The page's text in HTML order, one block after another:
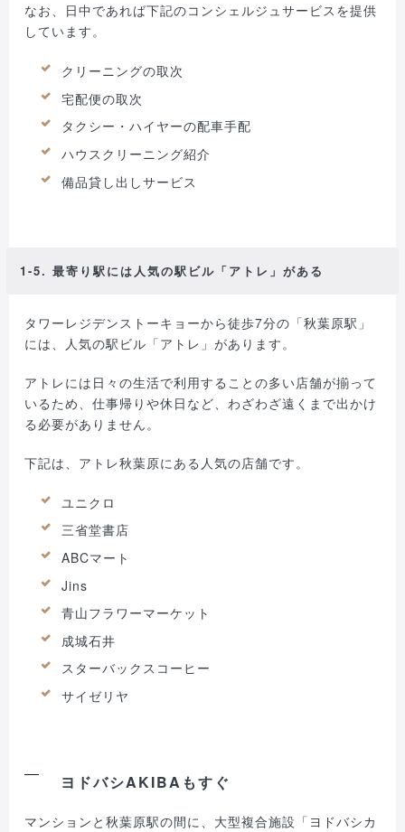
なお、日中であれば下記のコンシェルジュサービスを提供
しています。
クリーニングの取次
宅配便の取次
タクシー・ハイヤーの配車手配
ハウスクリーニング紹介
備品貸し出しサービス
1-5. 最寄り駅には人気の駅ビル「アトレ」がある
タワーレジデンストーキョーから徒歩7分の「秋葉原駅」
には、人気の駅ビル「アトレ」があります。
アトレには日々の生活で利用することの多い店舗が揃って
いるため、仕事帰りや休日など、わざわざ遠くまで出かけ
る必要がありません。
下記は、アトレ秋葉原にある人気の店舗です。
ユニクロ
三省堂書店
ABCマート
Jins
青山フラワーマーケット
成城石井
スターバックスコーヒー
サイゼリヤ
ヨドバシAKIBAもすぐ
マンションと秋葉原駅の間に、大型複合施設「ヨドバシカ